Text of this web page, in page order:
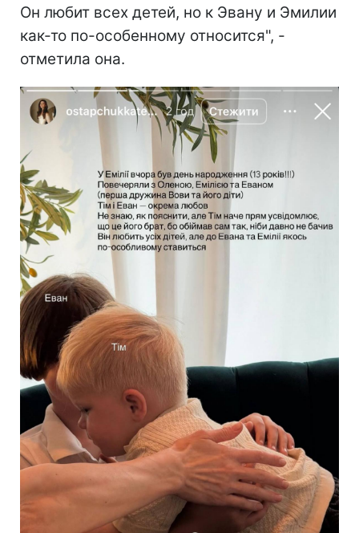
Он любит всех детей, но к Эвану и Эмилии
как-то по-особенному относится", -
отметила она.